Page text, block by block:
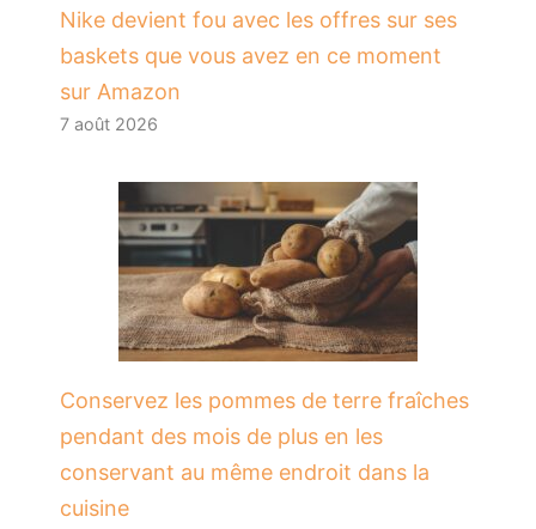
Nike devient fou avec les offres sur ses
baskets que vous avez en ce moment
sur Amazon
7 août 2026
Conservez les pommes de terre fraîches
pendant des mois de plus en les
conservant au même endroit dans la
cuisine